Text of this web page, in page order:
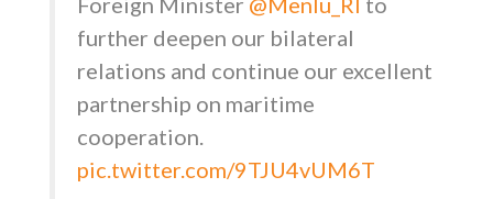
further deepen our bilateral
relations and continue our excellent
partnership on maritime
cooperation.
pic.twitter.com/9TJU4vUM6T